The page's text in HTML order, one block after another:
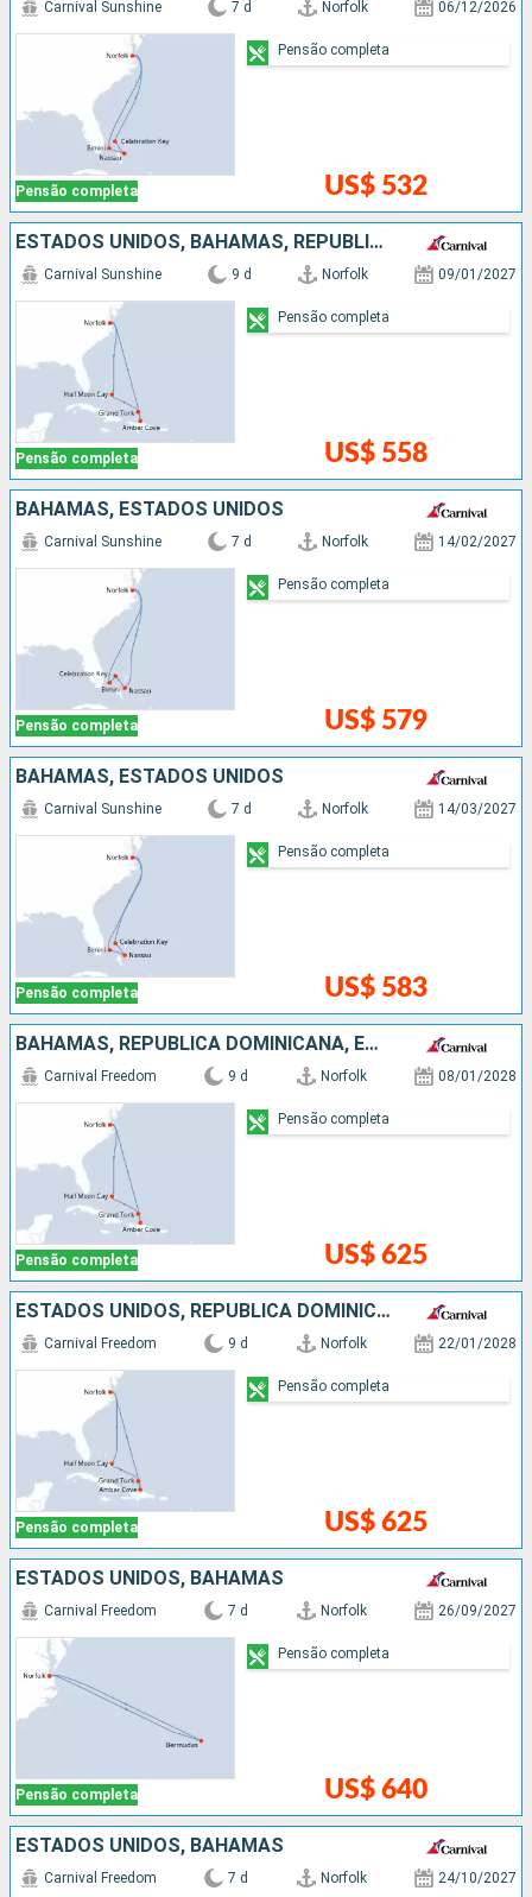
Pensão completa
Carnival Sunshine 7 d Norfolk 06/12/2026
US$ 532
Pensão completa
ESTADOS UNIDOS, BAHAMAS, REPUBLICA DOMINICANA
Pensão completa
Carnival Sunshine 9 d Norfolk 09/01/2027
US$ 558
Pensão completa
BAHAMAS, ESTADOS UNIDOS
Pensão completa
Carnival Sunshine 7 d Norfolk 14/02/2027
US$ 579
Pensão completa
BAHAMAS, ESTADOS UNIDOS
Pensão completa
Carnival Sunshine 7 d Norfolk 14/03/2027
US$ 583
Pensão completa
BAHAMAS, REPUBLICA DOMINICANA, ESTADOS UNIDOS
Pensão completa
Carnival Freedom 9 d Norfolk 08/01/2028
US$ 625
Pensão completa
ESTADOS UNIDOS, REPUBLICA DOMINICANA, BAHAMAS
Pensão completa
Carnival Freedom 9 d Norfolk 22/01/2028
US$ 625
Pensão completa
ESTADOS UNIDOS, BAHAMAS
Pensão completa
Carnival Freedom 7 d Norfolk 26/09/2027
US$ 640
Pensão completa
ESTADOS UNIDOS, BAHAMAS
Carnival Freedom 7 d Norfolk 24/10/2027